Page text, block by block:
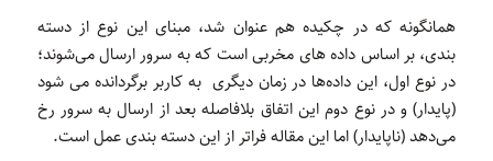
همانگونه که در چکیده هم عنوان شد، مبنای این نوع از دسته
بندی، بر اساس داده های مخربی است که به سرور ارسال می‌شوند؛
در نوع اول، این داده‌ها در زمان دیگری به کاربر برگردانده می شود
(پایدار) و در نوع دوم این اتفاق بلافاصله بعد از ارسال به سرور رخ
می‌دهد (ناپایدار) اما این مقاله فراتر از این دسته بندی‌ عمل است.